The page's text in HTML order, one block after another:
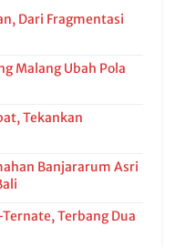
Dari Fragmentasi
Malang Ubah Pola
Tekankan
Banjararum Asri
Terbang Dua